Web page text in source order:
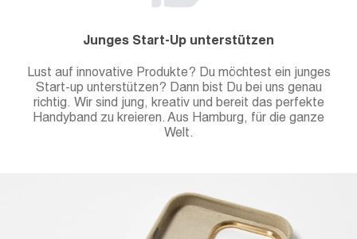
Junges Start-Up unterstützen
Lust auf innovative Produkte? Du möchtest ein junges
Start-up unterstützen? Dann bist Du bei uns genau
richtig. Wir sind jung, kreativ und bereit das perfekte
Handyband zu kreieren. Aus Hamburg, für die ganze
Welt.